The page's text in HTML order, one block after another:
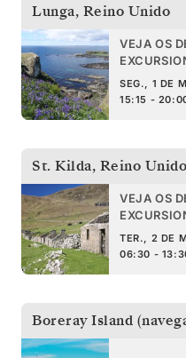
Lunga, Reino Unido
VEJA OS
SEG., 1 DE
15:15 -
St. Kilda, Reino Unido
VEJA OS
TER., 2 DE
06:30 -
Boreray Island